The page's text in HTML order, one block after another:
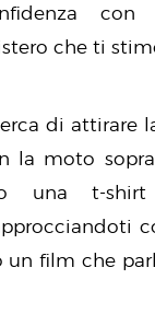
con
che ti
di attirare
la moto
una t-
un film che